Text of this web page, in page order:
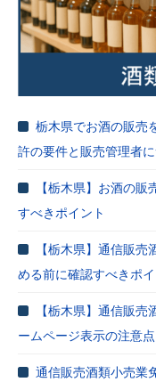
栃木県でお酒の販売
許の要件と販売管理者
【栃木県】お酒の
すべきポイント
【栃木県】通信販
める前に確認すべきポイ
【栃木県】通信販
ームページ表示の注意点
通信販売酒類小売業